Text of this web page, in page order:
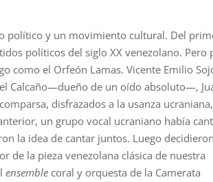
político y un movimiento cultural. Del
políticos del siglo XX venezolano. Pero
como el Orfeón Lamas. Vicente Emilio
Calcaño—dueño de un oído absoluto—,
disfrazados a la usanza
un grupo vocal ucraniano había
la idea de cantar juntos. Luego
de la pieza venezolana clásica de nuestra
ensemble coral y orquesta de la Camerata